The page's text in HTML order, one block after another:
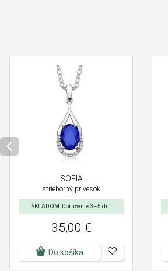
SOFIA
strieborný prívesok
SKLADOM: Doručenie 3–5 dní
35,00 €
Do košíka